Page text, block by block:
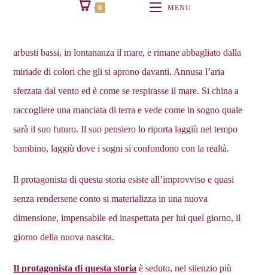
0 MENU
Vermentino Gallura.
arbusti bassi, in lontananza il mare, e rimane abbagliato dalla
miriade di colori che gli si aprono davanti. Annusa l’aria
sferzata dal vento ed è come se respirasse il mare. Si china a
raccogliere una manciata di terra e vede come in sogno quale
sarà il suo futuro. Il suo pensiero lo riporta laggiù nel tempo
bambino, laggiù dove i sogni si confondono con la realtà.
Il protagonista di questa storia esiste all’improvviso e quasi
senza rendersene conto si materializza in una nuova
dimensione, impensabile ed inaspettata per lui quel giorno, il
giorno della nuova nascita.
Il protagonista di questa storia è seduto, nel silenzio più